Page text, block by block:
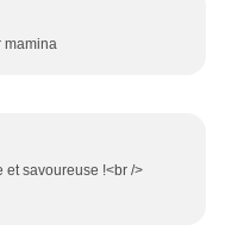
mamina
et savoureuse !<br />